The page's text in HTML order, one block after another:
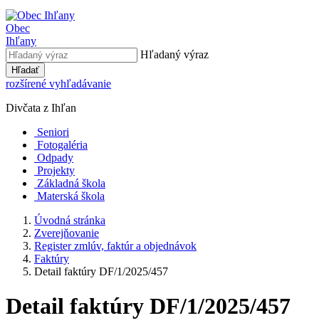
Obec
Ihľany
Hľadaný výraz
Hľadať
rozšírené vyhľadávanie
Divčata z Ihľan
Seniori
Fotogaléria
Odpady
Projekty
Základná škola
Materská škola
Úvodná stránka
Zverejňovanie
Register zmlúv, faktúr a objednávok
Faktúry
Detail faktúry DF/1/2025/457
Detail faktúry DF/1/2025/457